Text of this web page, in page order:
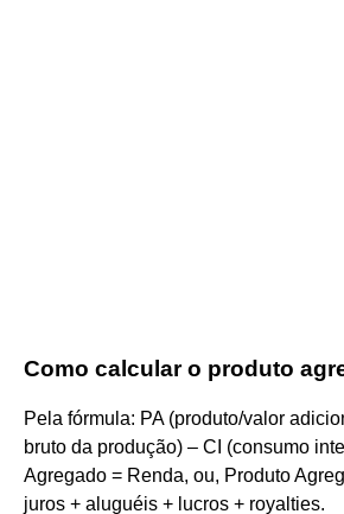
Como calcular o produto
Pela fórmula: PA (produto/valor
bruto da produção) – CI (consumo
Agregado = Renda, ou, Produto
juros + aluguéis + lucros + royalties.